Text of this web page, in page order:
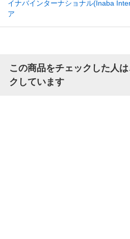
イナバインターナショナル(Inaba
ア
この商品をチェックした人
クしています